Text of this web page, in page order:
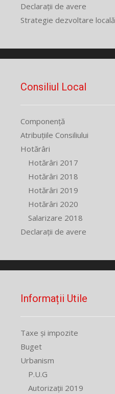
Declarații de avere
Strategie dezvoltare locală
Consiliul Local
Componență
Atribuțiile Consiliului
Hotărâri
Hotărâri 2017
Hotărâri 2018
Hotărâri 2019
Hotărâri 2020
Salarizare 2018
Declarații de avere
Informații Utile
Taxe și impozite
Buget
Urbanism
P.U.G
Autorizații 2019